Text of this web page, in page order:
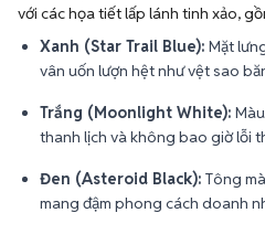
với các họa tiết lấp lánh tinh xảo,
Xanh (Star Trail Blue): Mặt
vân uốn lượn hệt như vệt sao
Trắng (Moonlight White):
thanh lịch và không bao giờ lỗi
Đen (Asteroid Black): Tông
mang đậm phong cách doanh